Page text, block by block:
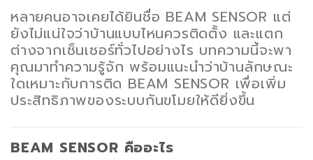
หลายคนอาจเคยได้ยินชื่อ BEAM SENSOR แต่
ยังไม่แน่ใจว่าบ้านแบบไหนควรติดตั้ง และแตก
ต่างจากเซ็นเซอร์ทั่วไปอย่างไร บทความนี้จะพา
คุณมาทำความรู้จัก พร้อมแนะนำว่าบ้านลักษณะ
ใดเหมาะกับการติด BEAM SENSOR เพื่อเพิ่ม
ประสิทธิภาพของระบบกันขโมยให้ดียิ่งขึ้น
BEAM SENSOR คืออะไร